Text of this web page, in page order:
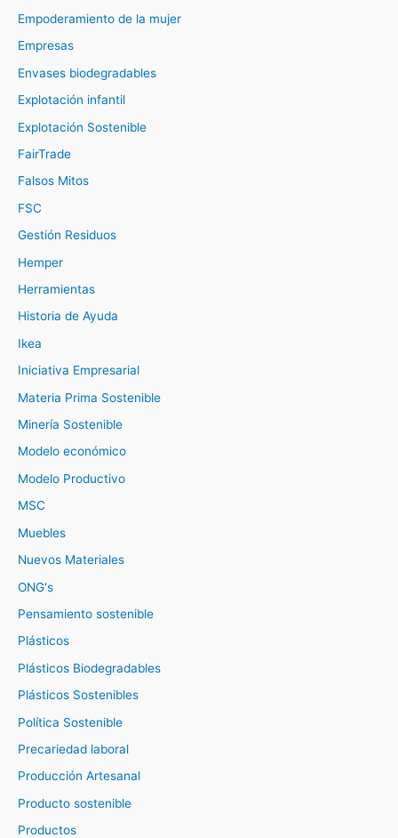
Empoderamiento de la mujer
Empresas
Envases biodegradables
Explotación infantil
Explotación Sostenible
FairTrade
Falsos Mitos
FSC
Gestión Residuos
Hemper
Herramientas
Historia de Ayuda
Ikea
Iniciativa Empresarial
Materia Prima Sostenible
Minería Sostenible
Modelo económico
Modelo Productivo
MSC
Muebles
Nuevos Materiales
ONG's
Pensamiento sostenible
Plásticos
Plásticos Biodegradables
Plásticos Sostenibles
Política Sostenible
Precariedad laboral
Producción Artesanal
Producto sostenible
Productos